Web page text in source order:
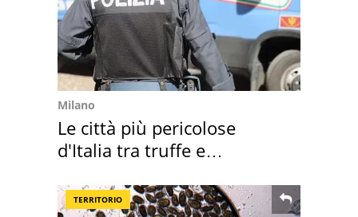
Milano
Le città più pericolose
d'Italia tra truffe e
TERRITORIO